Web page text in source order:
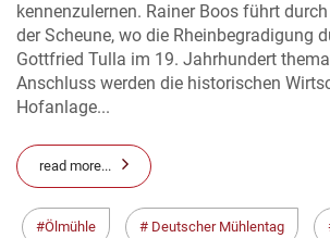
kennenzulernen. Rainer Boos führt
der Scheune, wo die Rheinbegradigung
Gottfried Tulla im 19. Jahrhundert
Anschluss werden die historischen
Hofanlage...
read more...
Ölmühle Deutscher Mühlentag